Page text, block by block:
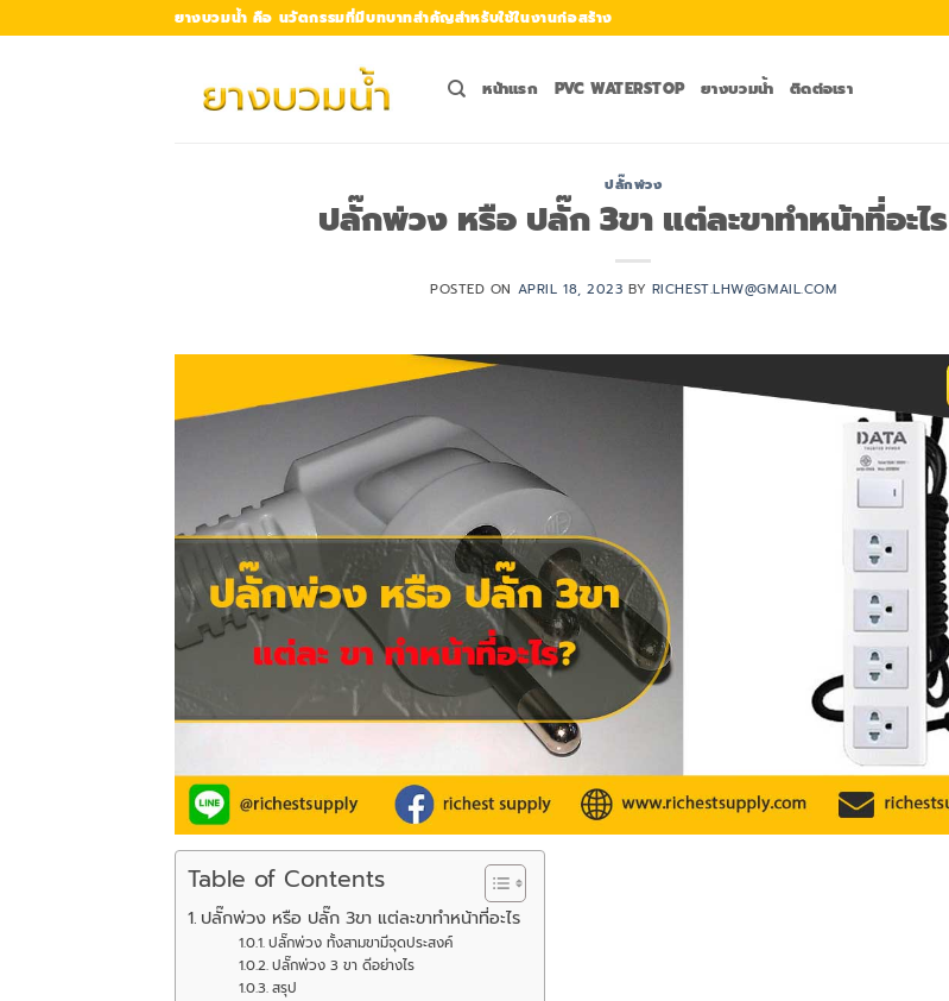
to
ยางบวมน้ำ คือ นวัตกรรมที่มีบทบาทสำคัญสำหรับใช้ในงานก่อสร้าง
หน้าแรก PVC WATERSTOP ยางบวมน้ำ ติดต่อเรา
ปลั๊กพ่วง
ปลั๊กพ่วง หรือ ปลั๊ก 3ขา แต่ละขาทำหน้าที่อะไร
POSTED ON APRIL 18, 2023 BY RICHEST.LHW@GMAIL.COM
Table of Contents
ปลั๊กพ่วง หรือ ปลั๊ก 3ขา แต่ละขาทำหน้าที่อะไร
ปลั๊กพ่วง ทั้งสามขามีจุดประสงค์
ปลั๊กพ่วง 3 ขา ดีอย่างไร
สรุป